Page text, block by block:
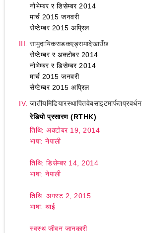
नोभेम्बर र डिसेम्बर 2014
मार्च 2015 जनवरी
सेप्टेम्बर 2015 अप्रिल
सामुदायिकसडकएड्समादेखाउँछ
सेप्टेम्बर र अक्टोबर 2014
नोभेम्बर र डिसेम्बर 2014
मार्च 2015 जनवरी
सेप्टेम्बर 2015 अप्रिल
जातीयमिडियारस्थापितवेबसाइटमार्फतप्रवर्धन
रेडियो प्रसारण (RTHK)
तिथि: अक्टोबर 19, 2014
भाषा: नेपाली
तिथि: डिसेम्बर 14, 2014
भाषा: नेपाली
तिथि: अगस्ट 2, 2015
भाषा: थाई
स्वस्थ जीवन जानकारी